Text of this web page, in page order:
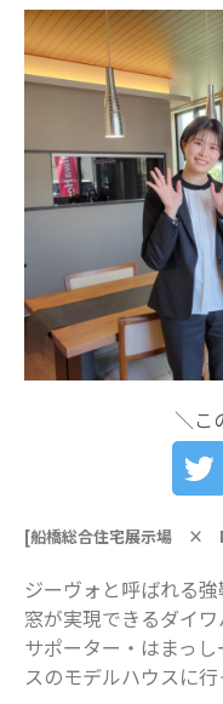
＼こ
[船橋総合住宅展示場 ×
ジーヴォと呼ばれる
窓が実現できるダイ
サポーター・はまっ
スのモデルハウスに行